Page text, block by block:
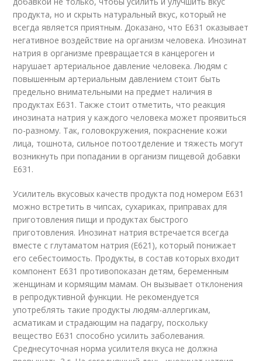
продукта, но и скрыть натуральный вкус, который не
всегда является приятным. Доказано, что Е631 оказывает
негативное воздействие на организм человека. Инозинат
натрия в организме превращается в канцероген и
нарушает артериальное давление человека. Людям с
повышенным артериальным давлением стоит быть
предельно внимательными на предмет наличия в
продуктах Е631. Также стоит отметить, что реакция
инозината натрия у каждого человека может проявиться
по-разному. Так, головокружения, покраснение кожи
лица, тошнота, сильное потоотделение и тяжесть могут
возникнуть при попадании в организм пищевой добавки
Е631.
Усилитель вкусовых качеств продукта под номером Е631
можно встретить в чипсах, сухариках, приправах для
приготовления пищи и продуктах быстрого
приготовления. Инозинат натрия встречается всегда
вместе с глутаматом натрия (Е621), который понижает
его себестоимость. Продукты, в состав которых входит
компонент Е631 противопоказан детям, беременным
женщинам и кормящим мамам. Он вызывает отклонения
в репродуктивной функции. Не рекомендуется
употреблять такие продукты людям-аллергикам,
асматикам и страдающим на падагру, поскольку
вещество Е631 способно усилить заболевания.
Среднесуточная норма усилителя вкуса не должна